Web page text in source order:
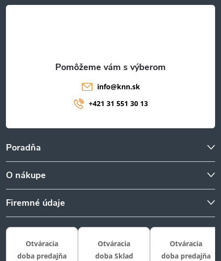
t
Poradňa
O nákupe
Firemné údaje
info@knn.sk
+421 31 551 30 13
Otváracia
doba predajňa
Otváracia
doba Sklad
Otváracia
doba predajňa